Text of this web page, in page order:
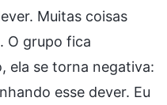
Muitas coisas
O grupo fica
ela se torna negativa:
esse dever. Eu